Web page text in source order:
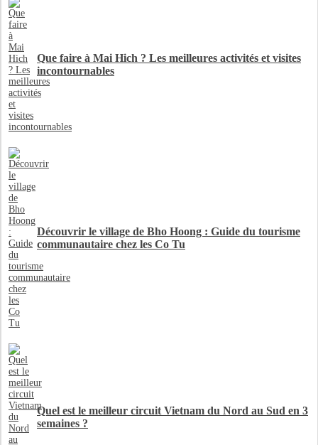
Que faire à Mai Hich ? Les meilleures activités et visites
incontournables
Découvrir le village de Bho Hoong : Guide du tourisme
communautaire chez les Co Tu
Quel est le meilleur circuit Vietnam du Nord au Sud en 3
semaines ?